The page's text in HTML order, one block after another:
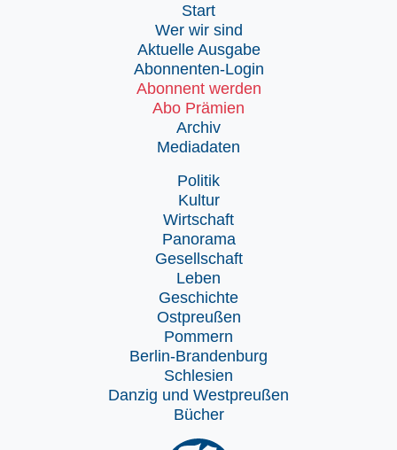
Start
Wer wir sind
Aktuelle Ausgabe
Abonnenten-Login
Abonnent werden
Abo Prämien
Archiv
Mediadaten
Politik
Kultur
Wirtschaft
Panorama
Gesellschaft
Leben
Geschichte
Ostpreußen
Pommern
Berlin-Brandenburg
Schlesien
Danzig und Westpreußen
Bücher